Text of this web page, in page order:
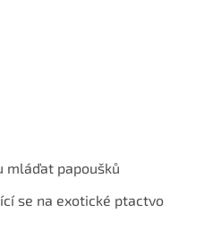
mláďat papoušků
se na exotické ptactvo